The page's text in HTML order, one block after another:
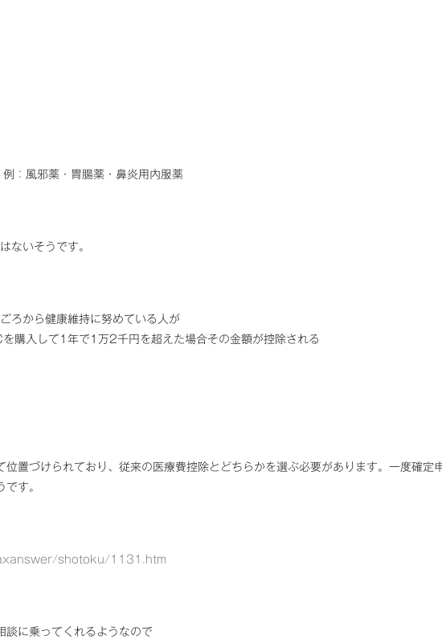
：風邪薬・胃腸薬・鼻炎用内服薬
ないそうです。
ろから健康維持に努めている人が
購入して1年で1万2千円を超えた場合その金額が控除される
位置づけられており、従来の医療費控除とどちらかを選ぶ必要があります。一度確定
す。
shotoku/1131.htm
談に乗ってくれるようなので